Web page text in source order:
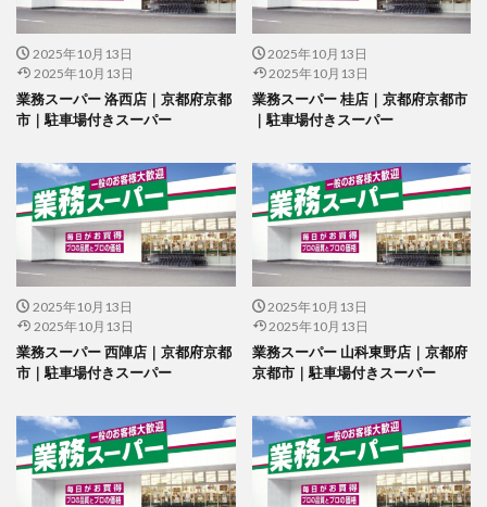
2025年10月13日
2025年10月13日
業務スーパー 洛西店｜京都府京都
市｜駐車場付きスーパー
2025年10月13日
2025年10月13日
業務スーパー 桂店｜京都府京都市
｜駐車場付きスーパー
2025年10月13日
2025年10月13日
業務スーパー 西陣店｜京都府京都
市｜駐車場付きスーパー
2025年10月13日
2025年10月13日
業務スーパー 山科東野店｜京都府
京都市｜駐車場付きスーパー